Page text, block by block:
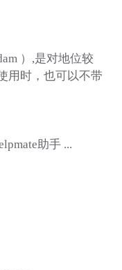
）,是对地位较
用时，也可以不带
助手 ...